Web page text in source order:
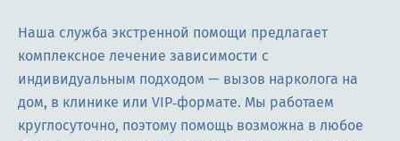
Наша служба экстренной помощи предлагает
комплексное лечение зависимости с
индивидуальным подходом — вызов нарколога на
дом, в клинике или VIP‑формате. Мы работаем
круглосуточно, поэтому помощь возможна в любое